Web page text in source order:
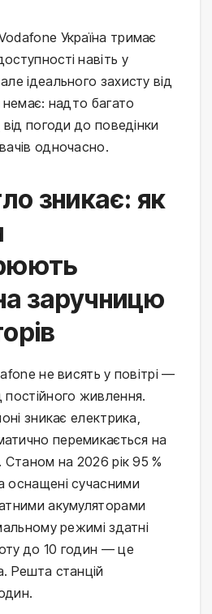
Україна тримає
навіть у
ідеального захисту від
немає: надто багато
від погоди до поведінки
одночасно.
зникає: як
заручницю
не висять у повітрі —
постійного живлення.
зникає електрика,
перемикається на
Станом на 2026 рік 95 %
оснащені сучасними
акумуляторами
режимі здатні
до 10 годин — це
Решта станцій